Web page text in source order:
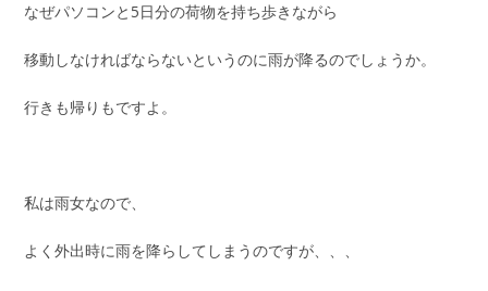
なぜパソコンと5日分の荷物を持ち歩きながら
移動しなければならないというのに雨が降るのでしょうか。
行きも帰りもですよ。
私は雨女なので、
よく外出時に雨を降らしてしまうのですが、、、